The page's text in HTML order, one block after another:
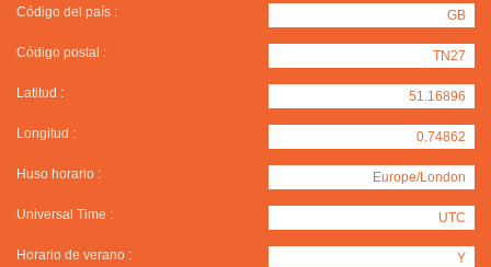
Código del país : GB
Código postal : TN27
Latitud : 51.16896
Longitud : 0.74862
Huso horario : Europe/London
Universal Time : UTC
Horario de verano : Y